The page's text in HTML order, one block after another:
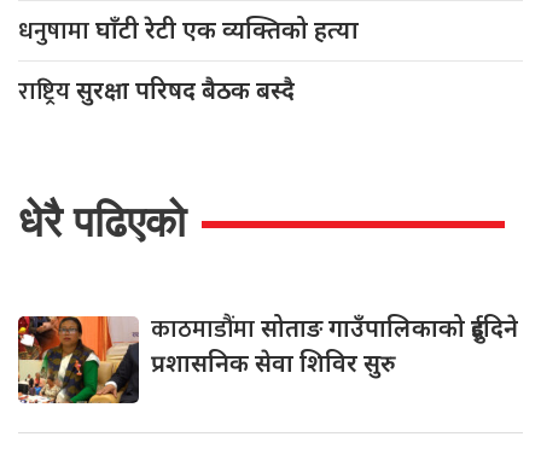
धनुषामाघाँटी रेटी एक व्यक्तिको हत्या
राष्ट्रियसुरक्षा परिषद बैठक बस्दै
धेरै पढिएको
काठमाडौंमासोताङ गाउँपालिकाको दुईदिने
प्रशासनिक सेवा शिविर सुरु